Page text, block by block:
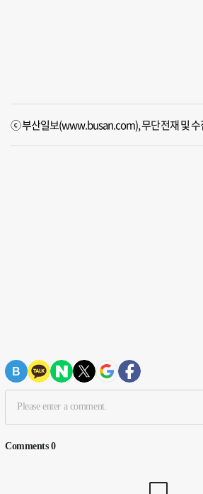
ⓒ 부산일보(www.busan.com), 무단전재 및 수